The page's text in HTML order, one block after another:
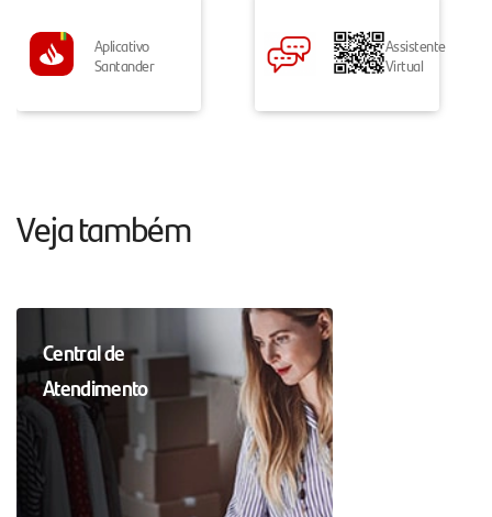
Aplicativo
Santander
Assistente
Virtual
Veja também
Central de
Atendimento